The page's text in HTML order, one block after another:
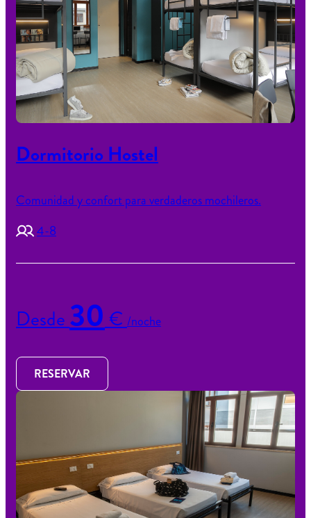
Dormitorio Hostel
Comunidad y confort para verdaderos mochileros.
4-8
Desde30€/noche
RESERVAR